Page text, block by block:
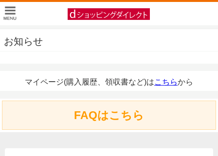
お知らせ
マイページ(購入履歴、領収書など)はこちらから
FAQはこちら